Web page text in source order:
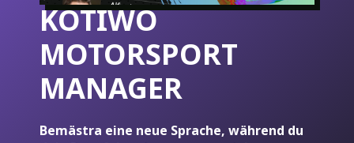
KOTIWO
MOTORSPORT
MANAGER
Bemästra eine neue Sprache, während du